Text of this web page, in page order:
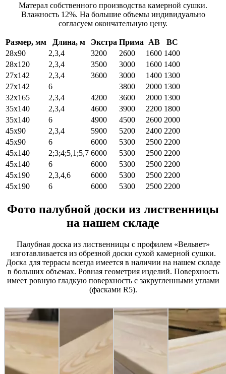
Матерал собственного производства камерной сушки.
Влажность 12%. На большие объемы индивидуально
согласуем окончательную цену.
Размер, мм Длина, м Экстра Прима АВ
ВС
28х90
2,3,4 3200 2600 1600 1400
28х120
2,3,4 3500 3000 1600 1400
27х142
2,3,4 3600 3000 1400 1300
27х142
6 3800 2000 1300
32х165
2,3,4 4200 3600 2000 1300
35х140
2,3,4 4600 3900 2200 1800
35х140
6 4900 4500 2600 2000
45х90
2,3,4 5900 5200 2400 2200
45х90
6 6000 5300 2500 2200
45х140
2;3;4;5,1;5,7 6000 5300 2500 2200
45х140
6 6000 5300 2500 2200
45х190
2,3,4,6 6000 5300 2500 2200
45х190
6 6000 5300 2500 2200
Фото палубной доски из лиственницы
на нашем складе
Палубная доска из лиственницы с профилем «Вельвет»
изготавливается из обрезной доски сухой камерной сушки.
Доска для террасы всегда имеется в наличии на нашем складе
в больших объемах. Ровная геометрия изделий. Поверхность
имеет ровную гладкую поверхность с закругленными углами
(фасками R5).